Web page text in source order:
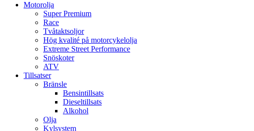
Motorolja
Super Premium
Race
Tvåtaktsoljor
Hög kvalité på motorcykelolja
Extreme Street Performance
Snöskoter
ATV
Tillsatser
Bränsle
Bensintillsats
Dieseltillsats
Alkohol
Olja
Kylsystem